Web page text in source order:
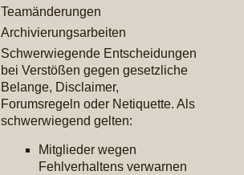
Teamänderungen
Archivierungsarbeiten
Schwerwiegende Entscheidungen
bei Verstößen gegen gesetzliche
Belange, Disclaimer,
Forumsregeln oder Netiquette. Als
schwerwiegend gelten:
Mitglieder wegen
Fehlverhaltens verwarnen